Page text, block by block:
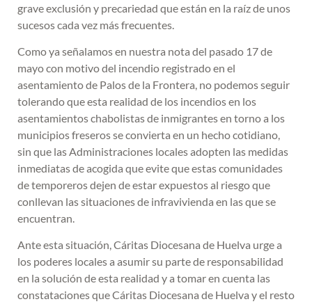
grave exclusión y precariedad que están en la raíz de unos
sucesos cada vez más frecuentes.
Como ya señalamos en nuestra nota del pasado 17 de
mayo con motivo del incendio registrado en el
asentamiento de Palos de la Frontera, no podemos seguir
tolerando que esta realidad de los incendios en los
asentamientos chabolistas de inmigrantes en torno a los
municipios freseros se convierta en un hecho cotidiano,
sin que las Administraciones locales adopten las medidas
inmediatas de acogida que evite que estas comunidades
de temporeros dejen de estar expuestos al riesgo que
conllevan las situaciones de infravivienda en las que se
encuentran.
Ante esta situación, Cáritas Diocesana de Huelva urge a
los poderes locales a asumir su parte de responsabilidad
en la solución de esta realidad y a tomar en cuenta las
constataciones que Cáritas Diocesana de Huelva y el resto